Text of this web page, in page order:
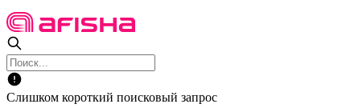
Слишком короткий поисковый запрос